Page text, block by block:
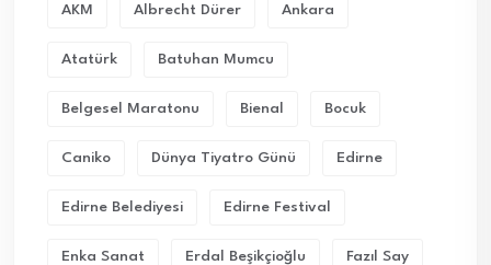
AKM Albrecht Dürer Ankara
Atatürk Batuhan Mumcu
Belgesel Maratonu Bienal Bocuk
Caniko Dünya Tiyatro Günü Edirne
Edirne Belediyesi Edirne Festival
Enka Sanat Erdal Beşikçioğlu Fazıl Say